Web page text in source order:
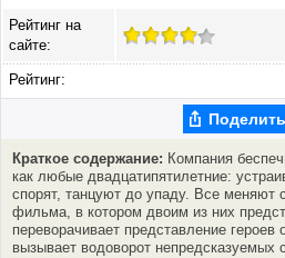
Рейтинг на
сайте:
Рейтинг:
Краткое содержание: Компания
как любые двадцатипятилетние:
спорят, танцуют до упаду. Все меняют
фильма, в котором двоим из них
переворачивает представление
вызывает водоворот непредсказуемых